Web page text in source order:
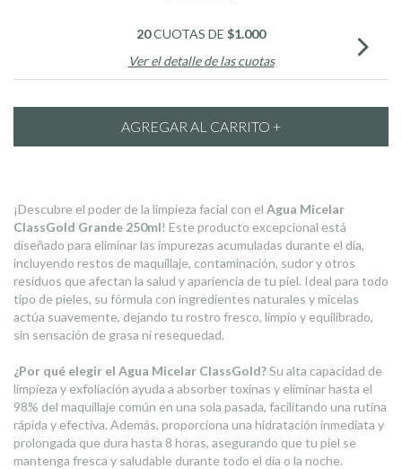
20CUOTAS DE $1.000
Ver el detalle de las cuotas
¡Descubre el poder de la limpieza facial con el Agua Micelar
ClassGold Grande 250ml! Este producto excepcional está
diseñado para eliminar las impurezas acumuladas durante el día,
incluyendo restos de maquillaje, contaminación, sudor y otros
residuos que afectan la salud y apariencia de tu piel. Ideal para todo
tipo de pieles, su fórmula con ingredientes naturales y micelas
actúa suavemente, dejando tu rostro fresco, limpio y equilibrado,
sin sensación de grasa ni resequedad.
¿Por qué elegir el Agua Micelar ClassGold?Su alta capacidad de
limpieza y exfoliación ayuda a absorber toxinas y eliminar hasta el
98% del maquillaje común en una sola pasada, facilitando una rutina
rápida y efectiva. Además, proporciona una hidratación inmediata y
prolongada que dura hasta 8 horas, asegurando que tu piel se
mantenga fresca y saludable durante todo el día o la noche.